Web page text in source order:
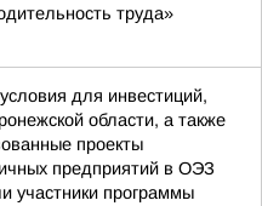
труда»
для инвестиций,
области, а также
проекты
предприятий в ОЭЗ
участники программы